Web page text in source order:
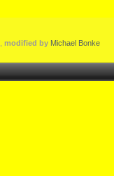
modified by Michael Bonke